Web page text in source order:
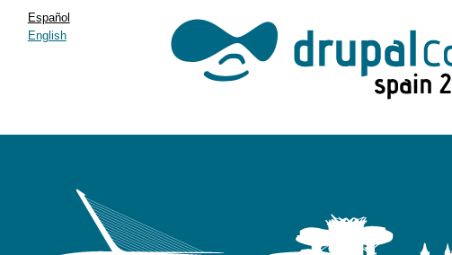
Español
English